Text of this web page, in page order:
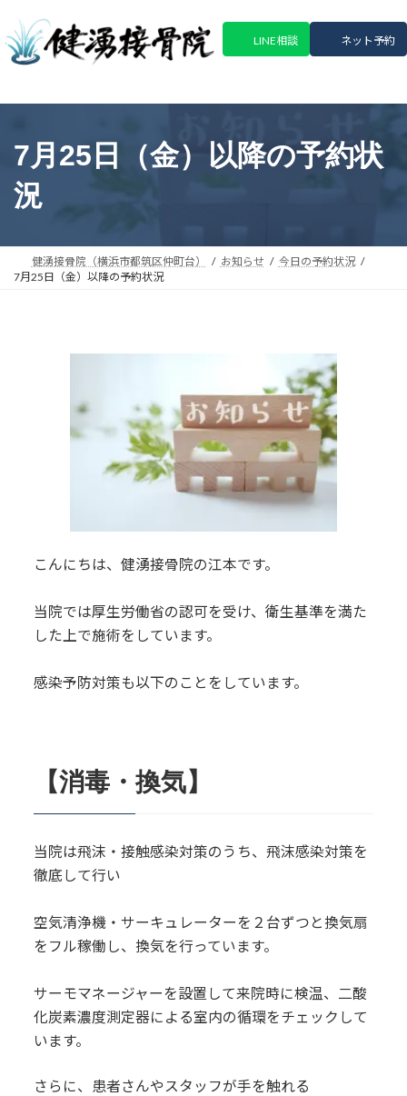
テ
ゲ
LINE相談 ネット予約
7月25日（金）以降の予約状
況
健湧接骨院（横浜市都筑区仲町台） お知らせ
今日の予約状況
7月25日（金）以降の予約状況
こんにちは、健湧接骨院の江本です。
当院では厚生労働省の認可を受け、衛生基準を満た
した上で施術をしています。
感染予防対策も以下のことをしています。
【消毒・換気】
当院は飛沫・接触感染対策のうち、飛沫感染対策を
徹底して行い
空気清浄機・サーキュレーターを２台ずつと換気扇
をフル稼働し、換気を行っています。
サーモマネージャーを設置して来院時に検温、二酸
化炭素濃度測定器による室内の循環をチェックして
います。
さらに、患者さんやスタッフが手を触れる